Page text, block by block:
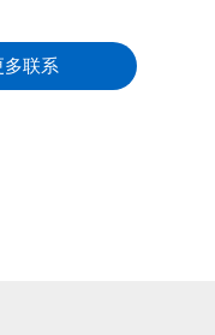
多联系